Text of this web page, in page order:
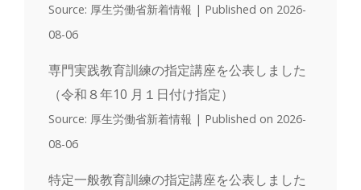
Source: 厚生労働省新着情報
Published on 2026-
08-06
専門実践教育訓練の指定講座を公表しました
（令和８年10 月１日付け指定）
Source: 厚生労働省新着情報
Published on 2026-
08-06
特定一般教育訓練の指定講座を公表しました